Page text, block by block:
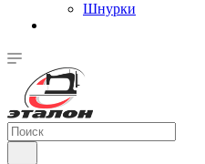
Шнурки